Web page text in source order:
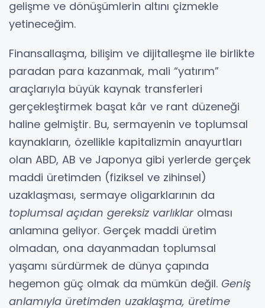
gelişme ve dönüşümlerin altını çizmekle
yetineceğim.
Finansallaşma, bilişim ve dijitalleşme ile birlikte
paradan para kazanmak, mali “yatırım”
araçlarıyla büyük kaynak transferleri
gerçekleştirmek başat kâr ve rant düzeneği
haline gelmiştir. Bu, sermayenin ve toplumsal
kaynakların, özellikle kapitalizmin anayurtları
olan ABD, AB ve Japonya gibi yerlerde gerçek
maddi üretimden (fiziksel ve zihinsel)
uzaklaşması, sermaye oligarklarının da
toplumsal açıdan gereksiz varlıklar olması
anlamına geliyor. Gerçek maddi üretim
olmadan, ona dayanmadan toplumsal
yaşamı sürdürmek de dünya çapında
hegemon güç olmak da mümkün değil. Geniş
anlamıyla üretimden uzaklaşma, üretime